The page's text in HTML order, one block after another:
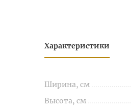
Характеристики
Ширина, см
Высота, см